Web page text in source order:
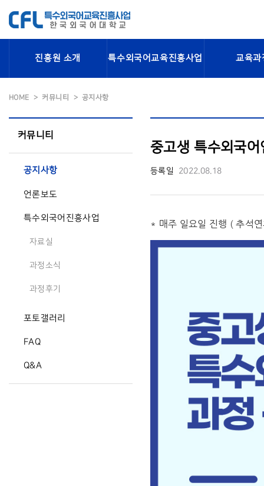
진흥원 소개 특수외국어교육진흥사업 교육과
HOME 커뮤니티 공지사항
커뮤니티
공지사항
언론보도
특수외국어진흥사업
자료실
과정소식
과정후기
포토갤러리
FAQ
Q&A
중고생 특수외국
등록일 2022.08.18
* 매주 일요일 진행 ( 추석